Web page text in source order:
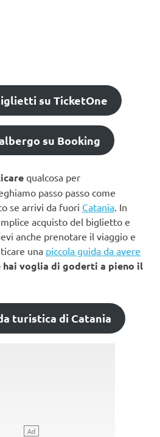
su TicketOne
su Booking
qualcosa per
passo passo come
se arrivi da fuori Catania. In
acquisto del biglietto e
anche prenotare il viaggio e
una piccola guida da avere
hai voglia di goderti a pieno il
turistica di Catania